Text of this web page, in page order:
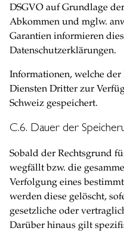
DSGVO auf Grundlage
Abkommen und mglw.
Garantien informieren
Datenschutzerklärungen.
Informationen, welche
Diensten Dritter zur
Schweiz gespeichert.
C.6. Dauer der
Sobald der Rechtsgrund
wegfällt bzw. die
Verfolgung eines
werden diese gelöscht,
gesetzliche oder
Darüber hinaus gilt